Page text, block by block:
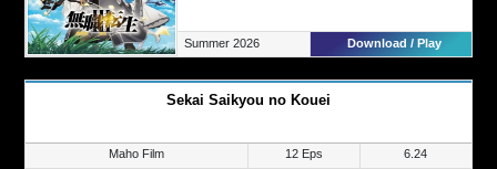
Summer 2026 Download / Play
Sekai Saikyou no Kouei
Maho Film 12 Eps
6.24